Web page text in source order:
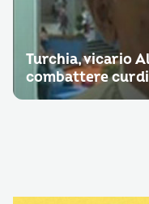
Turchia, vicario
combattere curdi